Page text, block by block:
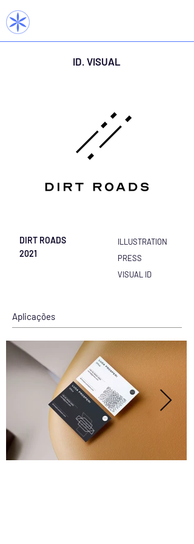
ID. VISUAL
DIRT ROADS
2021
ILLUSTRATION
PRESS
VISUAL ID
Aplicações